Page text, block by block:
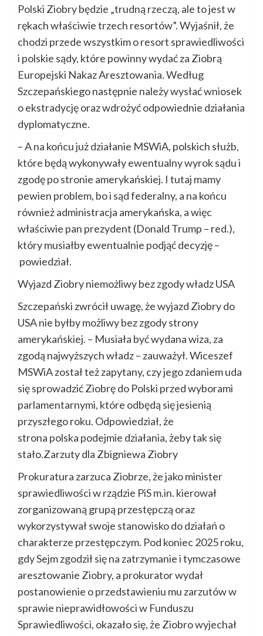
Polski Ziobry będzie „trudną rzeczą, ale to jest w
rękach właściwie trzech resortów”. Wyjaśnił, że
chodzi przede wszystkim o resort sprawiedliwości
i polskie sądy, które powinny wydać za Ziobrą
Europejski Nakaz Aresztowania. Według
Szczepańskiego następnie należy wysłać wniosek
o ekstradycję oraz wdrożyć odpowiednie działania
dyplomatyczne.
– A na końcu już działanie MSWiA, polskich służb,
które będą wykonywały ewentualny wyrok sądu i
zgodę po stronie amerykańskiej. I tutaj mamy
pewien problem, bo i sąd federalny, a na końcu
również administracja amerykańska, a więc
właściwie pan prezydent (Donald Trump – red.),
który musiałby ewentualnie podjąć decyzję –
powiedział.
Wyjazd Ziobry niemożliwy bez zgody władz USA
Szczepański zwrócił uwagę, że wyjazd Ziobry do
USA nie byłby możliwy bez zgody strony
amerykańskiej. – Musiała być wydana wiza, za
zgodą najwyższych władz – zauważył. Wiceszef
MSWiA został też zapytany, czy jego zdaniem uda
się sprowadzić Ziobrę do Polski przed wyborami
parlamentarnymi, które odbędą się jesienią
przyszłego roku. Odpowiedział, że
strona polska podejmie działania, żeby tak się
stało.Zarzuty dla Zbigniewa Ziobry
Prokuratura zarzuca Ziobrze, że jako minister
sprawiedliwości w rządzie PiS m.in. kierował
zorganizowaną grupą przestępczą oraz
wykorzystywał swoje stanowisko do działań o
charakterze przestępczym. Pod koniec 2025 roku,
gdy Sejm zgodził się na zatrzymanie i tymczasowe
aresztowanie Ziobry, a prokurator wydał
postanowienie o przedstawieniu mu zarzutów w
sprawie nieprawidłowości w Funduszu
Sprawiedliwości, okazało się, że Ziobro wyjechał